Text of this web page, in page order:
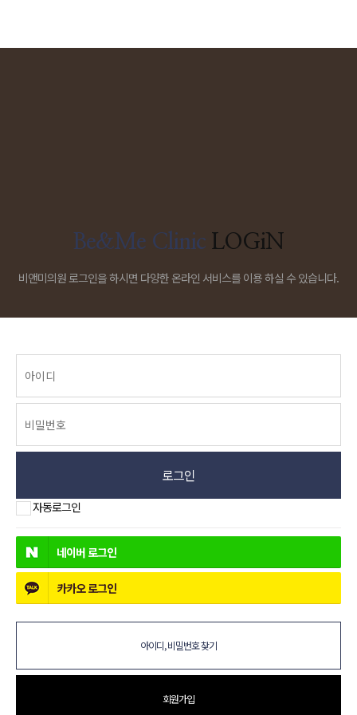
Be&Me Clinic LOGiN
비앤미의원 로그인을 하시면 다양한 온라인 서비스를 이용 하실 수 있습니다.
로그인
자동로그인
네이버 로그인
카카오로그인
아이디, 비밀번호 찾기
회원가입